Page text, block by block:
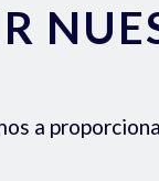
a